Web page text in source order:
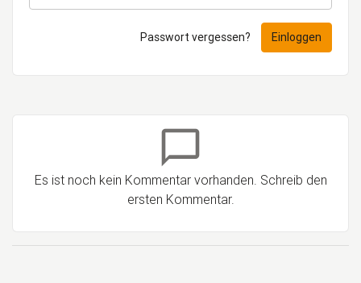
Passwort vergessen? Einloggen
chat_bubble_outline
Es ist noch kein Kommentar vorhanden. Schreib den
ersten Kommentar.